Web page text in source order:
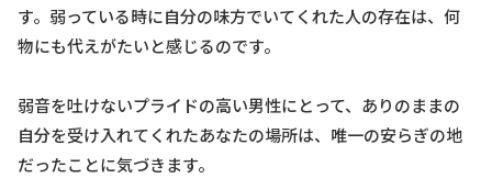
す。弱っている時に自分の味方でいてくれた人の存在は、何
物にも代えがたいと感じるのです。
弱音を吐けないプライドの高い男性にとって、ありのままの
自分を受け入れてくれたあなたの場所は、唯一の安らぎの地
だったことに気づきます。